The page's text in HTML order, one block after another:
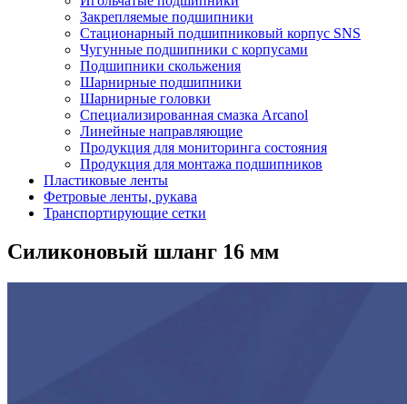
Закрепляемые подшипники
Стационарный подшипниковый корпус SNS
Чугунные подшипники с корпусами
Подшипники скольжения
Шарнирные подшипники
Шарнирные головки
Специализированная смазка Arcanol
Линейные направляющие
Продукция для мониторинга состояния
Продукция для монтажа подшипников
Пластиковые ленты
Фетровые ленты, рукава
Транспортирующие сетки
Силиконовый шланг 16 мм